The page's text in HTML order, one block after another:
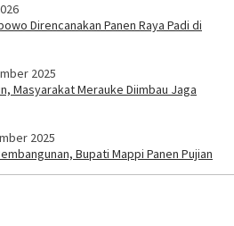
Direncanakan Panen Raya Padi di
2025
Masyarakat Merauke Diimbau Jaga
2025
Bupati Mappi Panen Pujian